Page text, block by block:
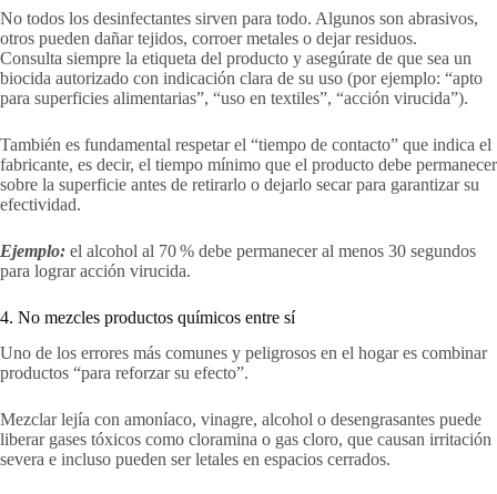
No todos los desinfectantes sirven para todo. Algunos son abrasivos,
otros pueden dañar tejidos, corroer metales o dejar residuos.
Consulta siempre la etiqueta del producto y asegúrate de que sea un
biocida autorizado con indicación clara de su uso (por ejemplo: “apto
para superficies alimentarias”, “uso en textiles”, “acción virucida”).
También es fundamental respetar el “tiempo de contacto” que indica el
fabricante, es decir, el tiempo mínimo que el producto debe permanecer
sobre la superficie antes de retirarlo o dejarlo secar para garantizar su
efectividad.
Ejemplo: el alcohol al 70 % debe permanecer al menos 30 segundos
para lograr acción virucida.
4. No mezcles productos químicos entre sí
Uno de los errores más comunes y peligrosos en el hogar es combinar
productos “para reforzar su efecto”.
Mezclar lejía con amoníaco, vinagre, alcohol o desengrasantes puede
liberar gases tóxicos como cloramina o gas cloro, que causan irritación
severa e incluso pueden ser letales en espacios cerrados.